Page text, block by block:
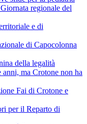
regionale del
e di
di Capocolonna
della legalità
ma Crotone non ha
Fai di Crotone e
per il Reparto di